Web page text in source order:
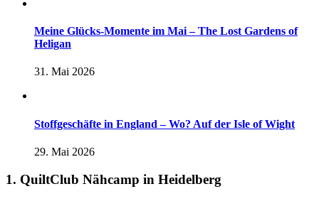
Meine Glücks-Momente im Mai – The Lost Gardens of
Heligan
31. Mai 2026
Stoffgeschäfte in England – Wo? Auf der Isle of Wight
29. Mai 2026
1. QuiltClub Nähcamp in Heidelberg